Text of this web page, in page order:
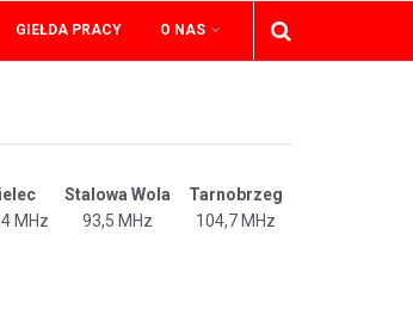
GIEŁDA PRACY O NAS
Stalowa Wola
Tarnobrzeg
MHz 93,5 MHz 104,7 MHz